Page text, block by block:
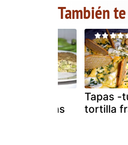
También
tiernas
Tapas -
tortilla